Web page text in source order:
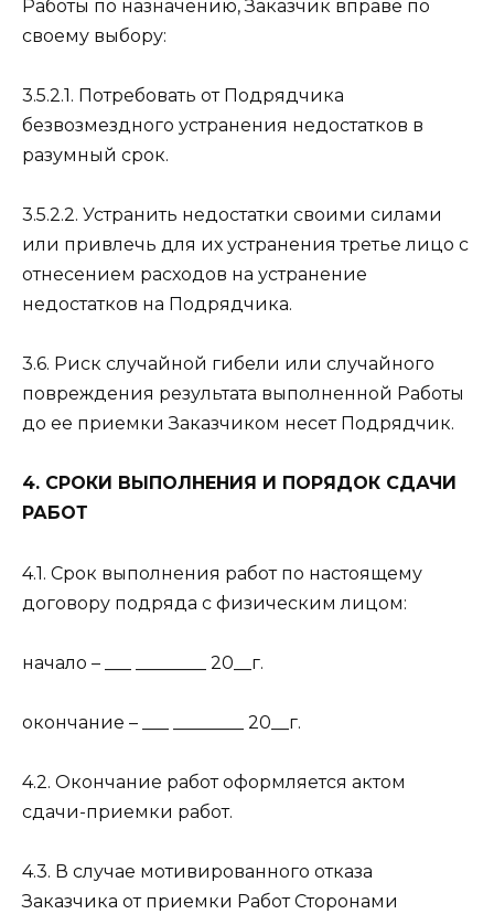
Работы по назначению, Заказчик вправе по
своему выбору:
3.5.2.1. Потребовать от Подрядчика
безвозмездного устранения недостатков в
разумный срок.
3.5.2.2. Устранить недостатки своими силами
или привлечь для их устранения третье лицо с
отнесением расходов на устранение
недостатков на Подрядчика.
3.6. Риск случайной гибели или случайного
повреждения результата выполненной Работы
до ее приемки Заказчиком несет Подрядчик.
4. СРОКИ ВЫПОЛНЕНИЯ И ПОРЯДОК СДАЧИ
РАБОТ
4.1. Срок выполнения работ по настоящему
договору подряда с физическим лицом:
начало – ___ ________ 20__г.
окончание – ___ ________ 20__г.
4.2. Окончание работ оформляется актом
сдачи-приемки работ.
4.3. В случае мотивированного отказа
Заказчика от приемки Работ Сторонами